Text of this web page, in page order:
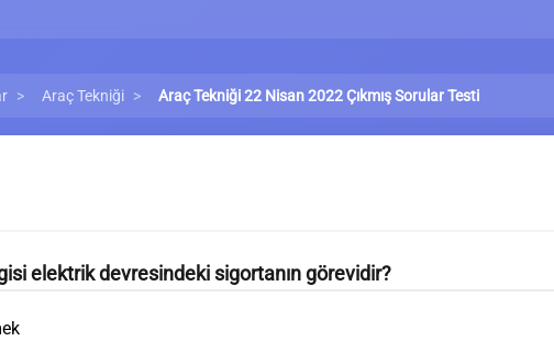
Araç Tekniği Araç Tekniği 22 Nisan 2022 Çıkmış Sorular Testi
elektrik devresindeki sigortanın görevidir?